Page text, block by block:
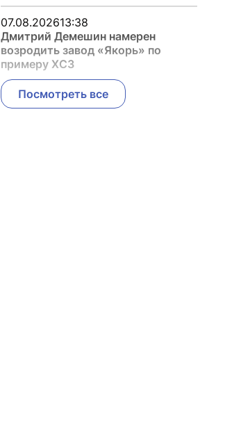
07.08.202613:38
Дмитрий Демешин намерен
возродить завод «Якорь» по
примеру ХСЗ
Посмотреть все